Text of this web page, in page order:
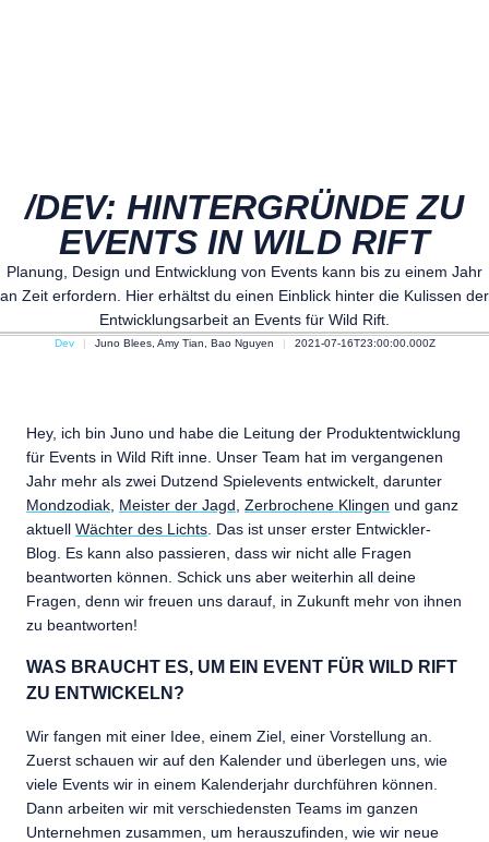
/DEV: HINTERGRÜNDE ZU
EVENTS IN WILD RIFT
Planung, Design und Entwicklung von Events kann bis zu einem Jahr
an Zeit erfordern. Hier erhältst du einen Einblick hinter die Kulissen der
Entwicklungsarbeit an Events für Wild Rift.
Dev Juno Blees, Amy Tian, Bao Nguyen 2021-07-16T23:00:00.000Z
Hey, ich bin Juno und habe die Leitung der Produktentwicklung
für Events in Wild Rift inne. Unser Team hat im vergangenen
Jahr mehr als zwei Dutzend Spielevents entwickelt, darunter
Mondzodiak Meister der Jagd Zerbrochene Klingen und ganz
aktuell Wächter des Lichts . Das ist unser erster Entwickler-
Blog. Es kann also passieren, dass wir nicht alle Fragen
beantworten können. Schick uns aber weiterhin all deine
Fragen, denn wir freuen uns darauf, in Zukunft mehr von ihnen
zu beantworten!
WAS BRAUCHT ES, UM EIN EVENT FÜR WILD RIFT
ZU ENTWICKELN?
Wir fangen mit einer Idee, einem Ziel, einer Vorstellung an.
Zuerst schauen wir auf den Kalender und überlegen uns, wie
viele Events wir in einem Kalenderjahr durchführen können.
Dann arbeiten wir mit verschiedensten Teams im ganzen
Unternehmen zusammen, um herauszufinden, wie wir neue